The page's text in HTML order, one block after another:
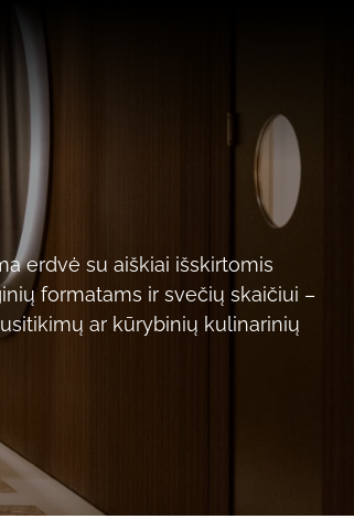
erdvė su aiškiai išskirtomis
formatams ir svečių skaičiui –
ar kūrybinių kulinarinių